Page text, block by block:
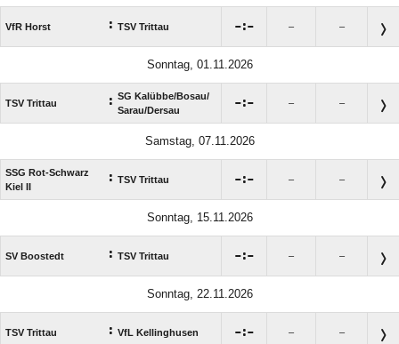
VfR Horst : TSV Trittau : – –
Sonntag, 01.11.2026
TSV Trittau : SG Kalübbe/​Bosau/​
Sarau/​Dersau
: – –
Samstag, 07.11.2026
SSG Rot-Schwarz
Kiel II
: TSV Trittau : – –
Sonntag, 15.11.2026
SV Boostedt : TSV Trittau : – –
Sonntag, 22.11.2026
TSV Trittau : VfL Kellinghusen : – –